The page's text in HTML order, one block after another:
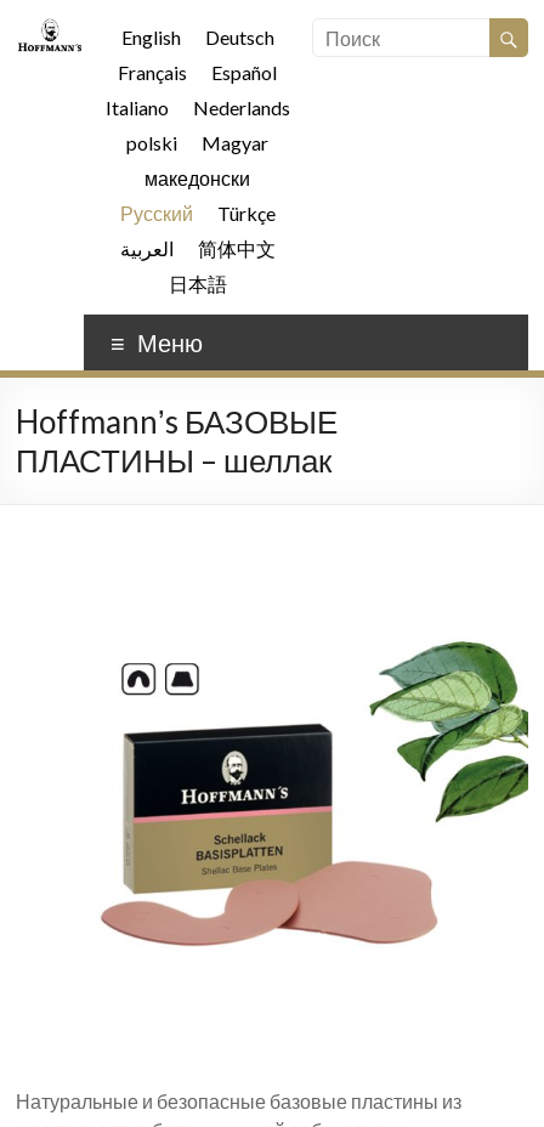
English
Deutsch
Français
Español
Italiano
Nederlands
polski
Magyar
македонски
Русский
Türkçe
العربية
简体中文
日本語
Меню
Hoffmannʼs БАЗОВЫЕ
ПЛАСТИНЫ – шеллак
Натуральные и безопасные базовые пластины из